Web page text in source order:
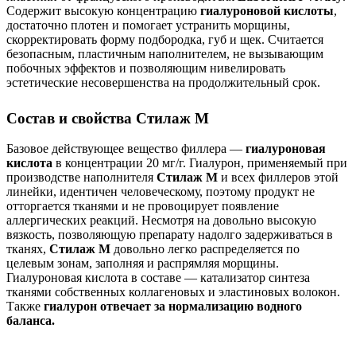
Содержит высокую концентрацию гиалуроновой кислоты,
достаточно плотен и помогает устранить морщины,
скорректировать форму подбородка, губ и щек. Считается
безопасным, пластичным наполнителем, не вызывающим
побочных эффектов и позволяющим нивелировать
эстетические несовершенства на продолжительный срок.
Состав и свойства Стилаж М
Базовое действующее вещество филлера — гиалуроновая
кислота в концентрации 20 мг/г. Гиалурон, применяемый при
производстве наполнителя Стилаж М и всех филлеров этой
линейки, идентичен человеческому, поэтому продукт не
отторгается тканями и не провоцирует появление
аллергических реакций. Несмотря на довольно высокую
вязкость, позволяющую препарату надолго задерживаться в
тканях, Стилаж М довольно легко распределяется по
целевым зонам, заполняя и распрямляя морщины.
Гиалуроновая кислота в составе — катализатор синтеза
тканями собственных коллагеновых и эластиновых волокон.
Также гиалурон отвечает за нормализацию водного
баланса.